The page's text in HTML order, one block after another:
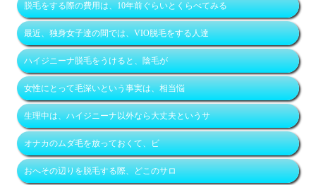
脱毛をする際の費用は、10年前ぐらいとくらべてみる
最近、独身女子達の間では、VIO脱毛をする人達
ハイジニーナ脱毛をうけると、陰毛が
女性にとって毛深いという事実は、相当悩
生理中は、ハイジニーナ以外なら大丈夫というサ
オナカのムダ毛を放っておくて、ビ
おへその辺りを脱毛する際、どこのサロ